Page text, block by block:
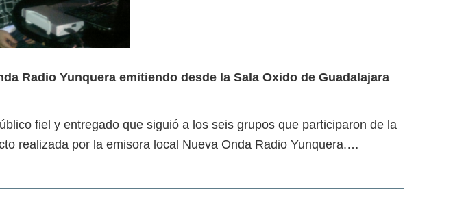
Radio Yunquera emitiendo desde la Sala Oxido de Guadalajara
fiel y entregado que siguió a los seis grupos que participaron de la
realizada por la emisora local Nueva Onda Radio Yunquera.…